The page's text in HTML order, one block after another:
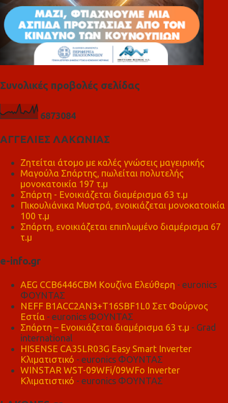
Συνολικές προβολές σελίδας
6873084
ΑΓΓΕΛΙΕΣ ΛΑΚΩΝΙΑΣ
Ζητείται άτομο με καλές γνώσεις μαγειρικής
Μαγούλα Σπάρτης, πωλείται πολυτελής
μονοκατοικία 197 τ.μ
Σπάρτη - Ενοικιάζεται διαμέρισμα 63 τ.μ
Πικουλιάνικα Μυστρά, ενοικιάζεται μονοκατοικία
100 τ.μ
Σπάρτη, ενοικιάζεται επιπλωμένο διαμέρισμα 67
τ.μ
e-info.gr
AEG CCB6446CBM Κουζίνα Ελεύθερη - euronics
ΦΟΥΝΤΑΣ
NEFF B1ACC2AN3+T16SBF1L0 Σετ Φούρνος
Εστία - euronics ΦΟΥΝΤΑΣ
Σπάρτη – Ενοικιάζεται διαμέρισμα 63 τ.μ - Grad
international
HISENSE CA35LR03G Easy Smart Inverter
Κλιματιστικό - euronics ΦΟΥΝΤΑΣ
WINSTAR WST-09WFi/09WFo Inverter
Κλιματιστικό - euronics ΦΟΥΝΤΑΣ